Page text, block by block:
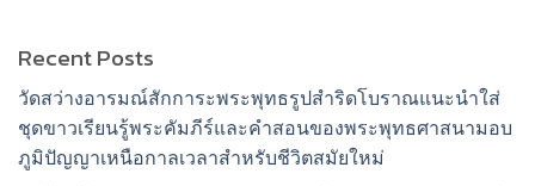
Recent Posts
วัดสว่างอารมณ์สักการะพระพุทธรูปสำริดโบราณแนะนำใส่
ชุดขาวเรียนรู้พระคัมภีร์และคำสอนของพระพุทธศาสนามอบ
ภูมิปัญญาเหนือกาลเวลาสำหรับชีวิตสมัยใหม่